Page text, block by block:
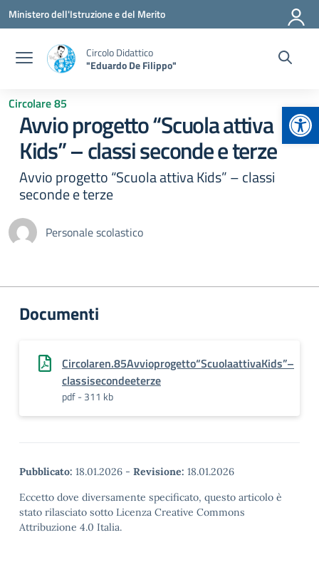
Vai ai contenuti
Vai al menu di navigazione
Vai al footer
Ministero dell'Istruzione e del Merito
Circolo Didattico
"Eduardo De Filippo"
Circolare 85
Avvio progetto “Scuola attiva
Kids” – classi seconde e terze
Avvio progetto “Scuola attiva Kids” – classi
seconde e terze
Personale scolastico
Documenti
Circolaren.85Avvioprogetto“ScuolaattivaKids”–
classisecondeeterze
pdf - 311 kb
Pubblicato: 18.01.2026 - Revisione: 18.01.2026
Eccetto dove diversamente specificato, questo articolo è
stato rilasciato sotto Licenza Creative Commons
Attribuzione 4.0 Italia.